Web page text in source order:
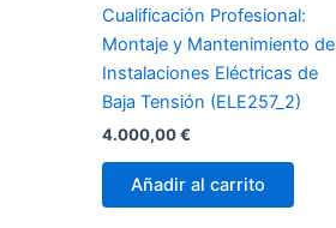
Cualificación Profesional:
Montaje y Mantenimiento de
Instalaciones Eléctricas de
Baja Tensión (ELE257_2)
4.000,00€
Añadir al carrito